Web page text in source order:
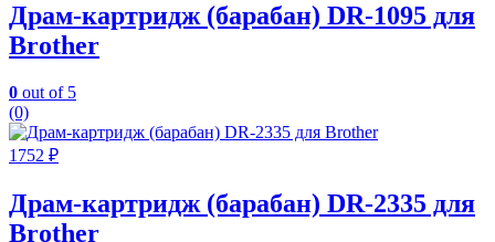
Драм-картридж (барабан) DR-1095 для
Brother
0 out of 5
(0)
1752 ₽
Драм-картридж (барабан) DR-2335 для
Brother